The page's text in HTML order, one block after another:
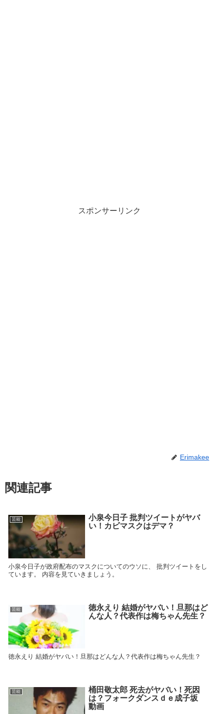
スポンサーリンク
Erimakee
関連記事
芸能
小泉今日子 批判ツイートがヤバ
い！カビマスクはデマ？
小泉今日子が政府配布のマスクについてのウソに、 批判ツイートをし
ています。 内容を見ていきましょう。
芸能
徳永えり 結婚がヤバい！旦那はど
んな人？代表作は梅ちゃん先生？
徳永えり 結婚がヤバい！旦那はどんな人？代表作は梅ちゃん先生？
芸能
桶田敬太郎 死去がヤバい！死因
は？フォークダンスｄｅ成子坂
動画